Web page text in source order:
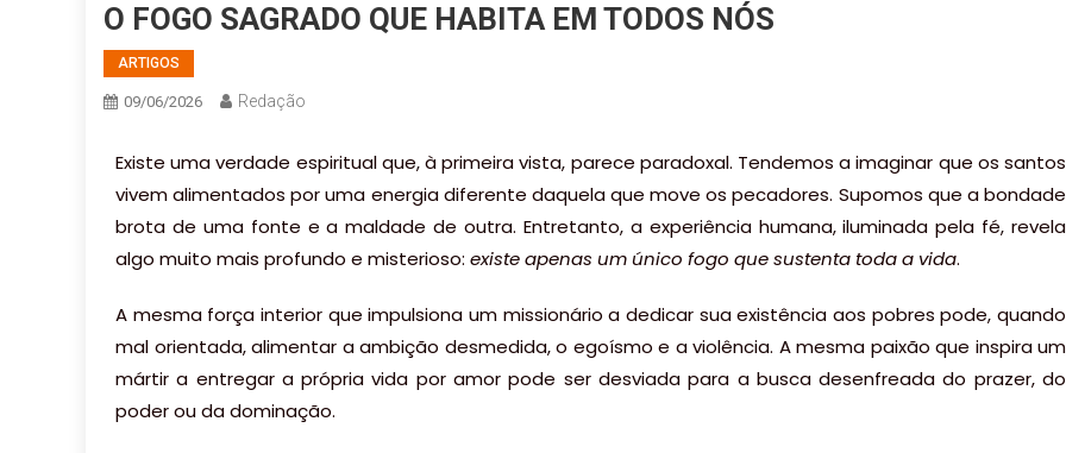
O FOGO SAGRADO QUE HABITA EM TODOS NÓS
ARTIGOS
09/06/2026 Redação
Existe uma verdade espiritual que, à primeira vista, parece paradoxal. Tendemos a imaginar que os santos
vivem alimentados por uma energia diferente daquela que move os pecadores. Supomos que a bondade
brota de uma fonte e a maldade de outra. Entretanto, a experiência humana, iluminada pela fé, revela
algo muito mais profundo e misterioso: existe apenas um único fogo que sustenta toda a vida.
A mesma força interior que impulsiona um missionário a dedicar sua existência aos pobres pode, quando
mal orientada, alimentar a ambição desmedida, o egoísmo e a violência. A mesma paixão que inspira um
mártir a entregar a própria vida por amor pode ser desviada para a busca desenfreada do prazer, do
poder ou da dominação.